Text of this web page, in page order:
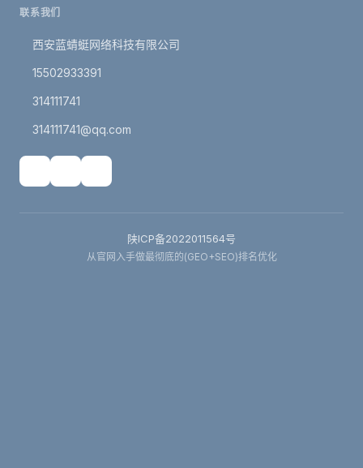
联系我们
西安蓝蜻蜓网络科技有限公司
15502933391
314111741
314111741@qq.com
陕ICP备2022011564号
从官网入手做最彻底的(GEO+SEO)排名优化